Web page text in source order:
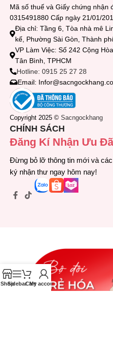
Mã số thuế và Giấy chứng nhận
0315491880 Cấp ngày 21/01/
Địa chỉ: Tầng 6, Tòa nhà mê
kế, Phường Sài Gòn, Thành
VP Làm Việc: Số 242 Cộng
Tân Bình, TPHCM
Hotline: 0915 25 27 28
Email:
Copyright 2025 © Sacngockhang
CHÍNH SÁCH
Đăng Kí Nhận Ưu
Đừng bỏ lỡ thông tin mới và
ký nhận thư ngay hôm nay!
ShopSidebarCart
My account